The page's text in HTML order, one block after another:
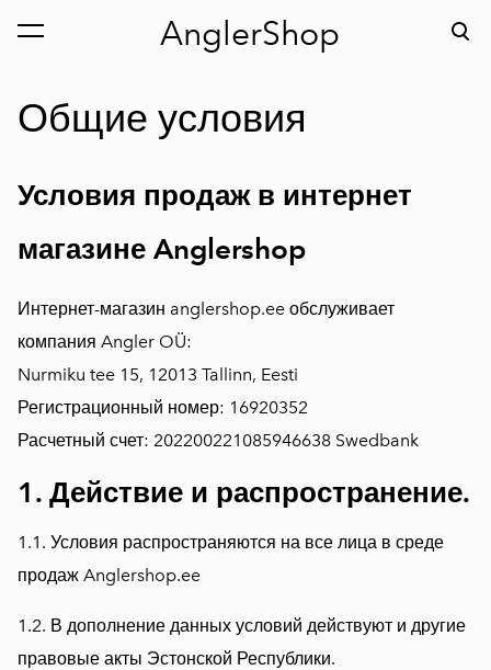
AnglerShop
был добавлен в
Просмотр корзины
Общие условия
Условия продаж в интернет
магазине Anglershop
Интернет-магазин anglershop.ee обслуживает
компания Angler OÜ:
Nurmiku tee 15, 12013 Tallinn, Eesti
Регистрационный номер: 16920352
Расчетный счет: 202200221085946638 Swedbank
1. Действие и распространение.
​​1.1. Условия распространяются на все лица в среде
продаж Anglershop.ee
1.2. В дополнение данных условий действуют и другие
правовые акты Эстонской Республики.